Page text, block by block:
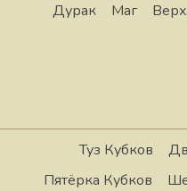
Дурак Маг
Туз Кубков
Пятёрка Кубков